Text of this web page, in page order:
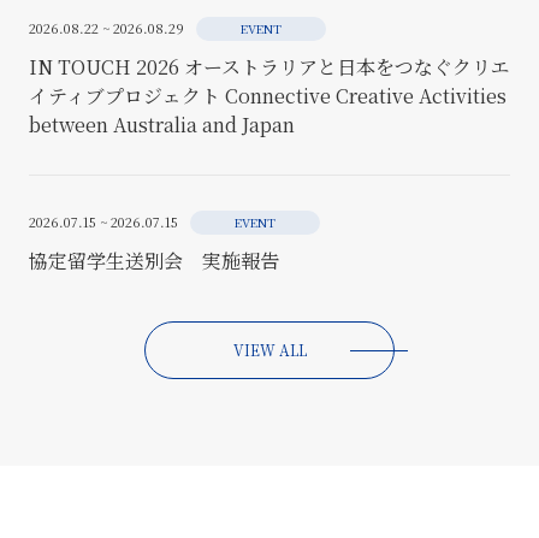
2026.08.22 ~ 2026.08.29 EVENT
IN TOUCH 2026 オーストラリアと日本をつなぐクリエ
イティブプロジェクト Connective Creative Activities
between Australia and Japan
2026.07.15 ~ 2026.07.15 EVENT
協定留学生送別会 実施報告
VIEW ALL